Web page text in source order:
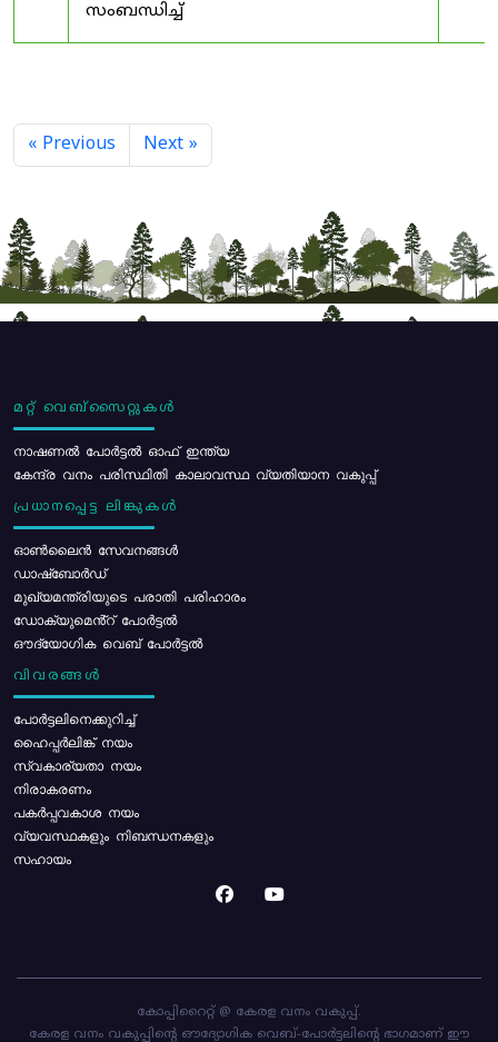
സംബന്ധിച്ച്
« Previous Next »
മറ്റ് വെബ്സൈറ്റുകൾ
നാഷണൽ പോർട്ടൽ ഓഫ് ഇന്ത്യ
കേന്ദ്ര വനം പരിസ്ഥിതി കാലാവസ്ഥ വ്യതിയാന വകുപ്പ്
പ്രധാനപ്പെട്ട ലിങ്കുകൾ
ഓൺലൈൻ സേവനങ്ങൾ
ഡാഷ്ബോർഡ്
മുഖ്യമന്ത്രിയുടെ പരാതി പരിഹാരം
ഡോക്യുമെൻ്റ് പോർട്ടൽ
ഔദ്യോഗിക വെബ് പോർട്ടൽ
വിവരങ്ങൾ
പോര്‍ട്ടലിനെക്കുറിച്ച്
ഹൈപ്പർലിങ്ക് നയം
സ്വകാര്യതാ നയം
നിരാകരണം
പകർപ്പവകാശ നയം
വ്യവസ്ഥകളും നിബന്ധനകളും
സഹായം
കോപ്പിറൈറ്റ് @ കേരള വനം വകുപ്പ്.
കേരള വനം വകുപ്പിന്റെ ഔദ്യോഗിക വെബ്-പോർട്ടലിന്റെ ഭാഗമാണ് ഈ